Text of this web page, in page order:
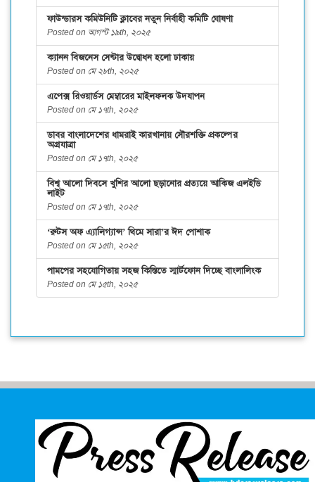
ফাউন্ডারস কমিউনিটি ক্লাবের নতুন নির্বাহী কমিটি ঘোষণা
Posted on আগস্ট ১৯th, ২০২৫
ক্যানন বিজনেস সেন্টার উদ্বোধন হলো ঢাকায়
Posted on মে ২৮th, ২০২৫
এপেক্স রিওয়ার্ডস মেম্বারের মাইলফলক উদযাপন
Posted on মে ১৭th, ২০২৫
ডাবর বাংলাদেশের ধামরাই কারখানায় সৌরশক্তি প্রকল্পের
অগ্রযাত্রা
Posted on মে ১৭th, ২০২৫
বিশ্ব আলো দিবসে খুশির আলো ছড়ানোর প্রত্যয়ে আকিজ এলইডি
লাইট
Posted on মে ১৭th, ২০২৫
‘রুটস অফ এ্যালিগ্যান্স’ থিমে সারা’র ঈদ পোশাক
Posted on মে ১৫th, ২০২৫
পামপের সহযোগিতায় সহজ কিস্তিতে স্মার্টফোন দিচ্ছে বাংলালিংক
Posted on মে ১৫th, ২০২৫